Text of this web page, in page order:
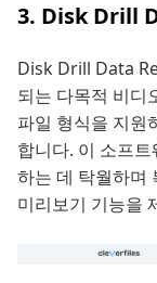
3. Disk Drill
Disk Drill Data
되는 다목적 비디
파일 형식을 지원
합니다. 이 소프
하는 데 탁월하며
미리보기 기능을